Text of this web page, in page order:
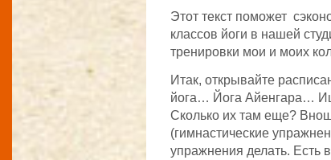
Этот текст поможет
классов йоги в нашей
тренировки мои и моих
Итак, открывайте
йога… Йога Айенгара…
Сколько их там еще?
(гимнастические
упражнения делать. Есть